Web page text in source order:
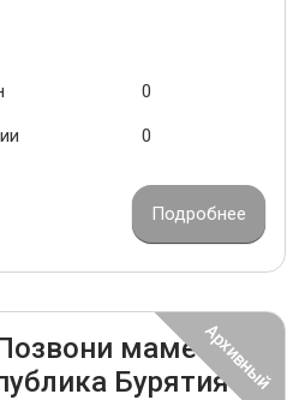
0
0
Подробнее
маме
Бурятия